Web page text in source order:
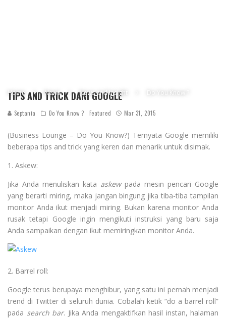
Home News News and Insight Do You Know ?
TIPS AND TRICK DARI GOOGLE
Septania Do You Know ? Featured Mar 31, 2015
(Business Lounge – Do You Know?) Ternyata Google memiliki
beberapa tips and trick yang keren dan menarik untuk disimak.
1. Askew:
Jika Anda menuliskan kata askewpada mesin pencari Google
yang berarti miring, maka jangan bingung jika tiba-tiba tampilan
monitor Anda ikut menjadi miring. Bukan karena monitor Anda
rusak tetapi Google ingin mengikuti instruksi yang baru saja
Anda sampaikan dengan ikut memiringkan monitor Anda.
2. Barrel roll:
Google terus berupaya menghibur, yang satu ini pernah menjadi
trend di Twitter di seluruh dunia. Cobalah ketik “do a barrel roll”
pada search bar. Jika Anda mengaktifkan hasil instan, halaman